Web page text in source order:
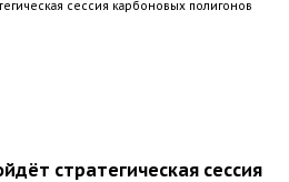
В МАГИСТРАТУРУ
сессия карбоновых полигонов
стратегическая сессия